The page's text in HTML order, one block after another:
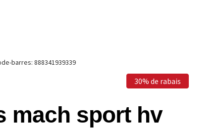
barres: 888341939339
30% de rabais
mach sport hv